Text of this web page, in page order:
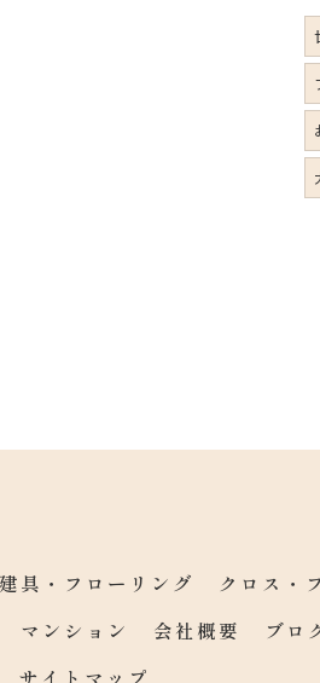
具・フローリング クロス・
マンション 会社概要 ブロ
サイトマップ